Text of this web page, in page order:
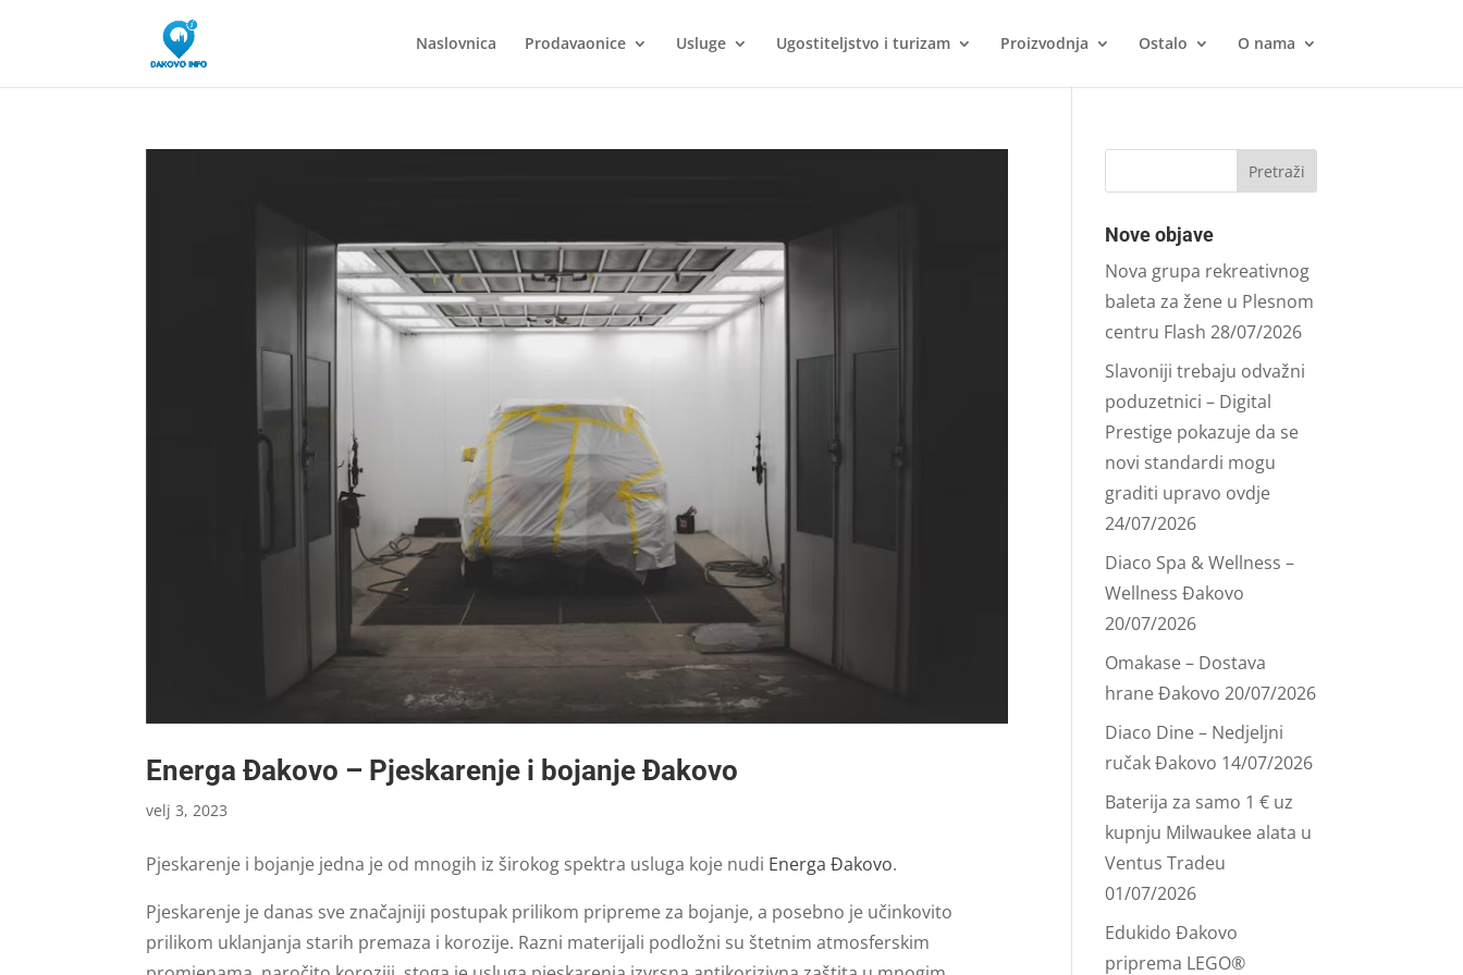
Naslovnica Prodavaonice Usluge Ugostiteljstvo i turizam Proizvodnja Ostalo O nama
Energa Đakovo – Pjeskarenje i bojanje Đakovo
velj 3, 2023
Pjeskarenje i bojanje jedna je od mnogih iz širokog spektra usluga koje nudi Energa Đakovo.
Pjeskarenje je danas sve značajniji postupak prilikom pripreme za bojanje, a posebno je učinkovito
prilikom uklanjanja starih premaza i korozije. Razni materijali podložni su štetnim atmosferskim
Nove objave
Nova grupa rekreativnog
baleta za žene u Plesnom
centru Flash 28/07/2026
Slavoniji trebaju odvažni
poduzetnici – Digital
Prestige pokazuje da se
novi standardi mogu
graditi upravo ovdje
24/07/2026
Diaco Spa & Wellness –
Wellness Đakovo
20/07/2026
Omakase – Dostava
hrane Đakovo 20/07/2026
Diaco Dine – Nedjeljni
ručak Đakovo 14/07/2026
Baterija za samo 1 € uz
kupnju Milwaukee alata u
Ventus Tradeu
01/07/2026
Edukido Đakovo
priprema LEGO®